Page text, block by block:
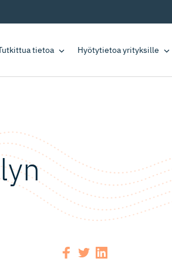
tietoa Hyötytietoa yrityksille